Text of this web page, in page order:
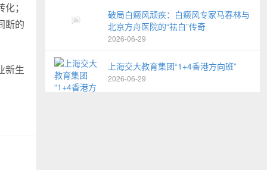
；
断的
新生
破局白癜风顽疾：白癜风专家马春林与
北京方舟医院的“祛白”传奇
2026-06-29
上海交大教育集团“1+4香港方向班”
2026-06-29